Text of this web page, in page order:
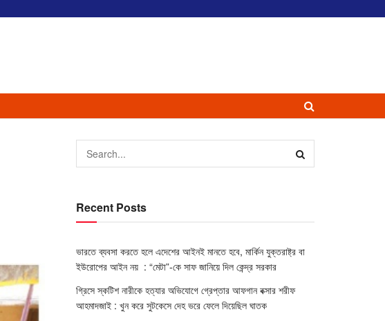
Recent Posts
ভারতে ব্যবসা করতে হলে এদেশের আইনই মানতে হবে, মার্কিন যুক্তরাষ্ট্র বা
ইউরোপের আইন নয় : “মেটা”-কে সাফ জানিয়ে দিল কেন্দ্র সরকার
গ্রিসে স্কটিশ নারীকে হত্যার অভিযোগে গ্রেপ্তার আফগান বক্সার শরীফ
আহমাদজাই : খুন করে সুটকেসে দেহ ভরে ফেলে দিয়েছিল ঘাতক